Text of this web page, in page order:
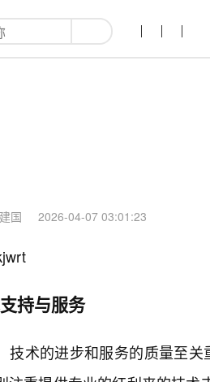
来
国 2026-04-07 03:01:23
持与服务
技术的进步和服务的质量至关